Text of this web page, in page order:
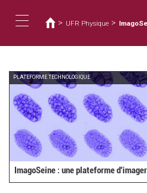
main
navigation
are
here
> UFR Physique >
PLATEFORME TECHNOLOGIQUE
ImagoSeine : une plateforme